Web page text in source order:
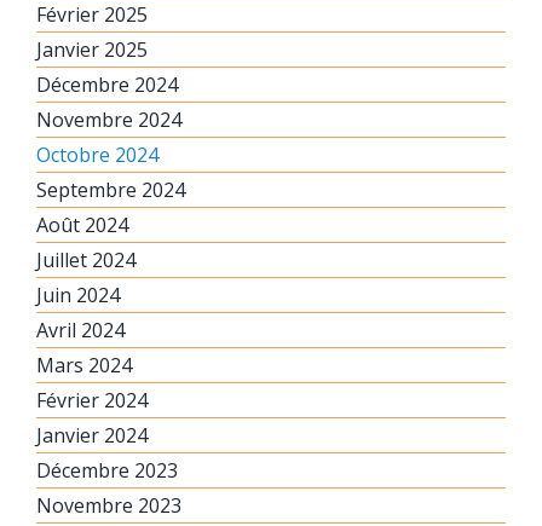
Février 2025
Janvier 2025
Décembre 2024
Novembre 2024
Octobre 2024
Septembre 2024
Août 2024
Juillet 2024
Juin 2024
Avril 2024
Mars 2024
Février 2024
Janvier 2024
Décembre 2023
Novembre 2023